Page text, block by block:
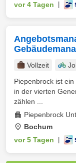
vor 4 Tagen
Vollzeit
Piepenbrock ist
in der vierten
zählen ...
Piepenbrock
Bochum
vor 5 Tagen